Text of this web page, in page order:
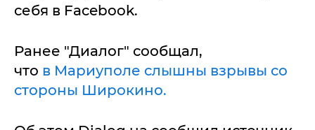
себя в Facebook.
Ранее "Диалог" сообщал,
что в Мариуполе слышны взрывы со
стороны Широкино.